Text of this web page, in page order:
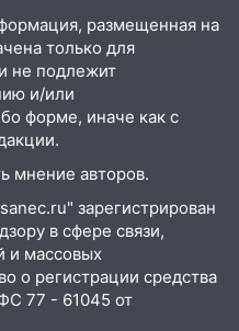
сбили над
и Саратовской
уверовала в
фирмы
налогов на 48
сбил
двое
размещенная на
только для
не подлежит
и/или
форме, иначе как с
мнение авторов.
зарегистрирован
в сфере связи,
и массовых
о регистрации средства
77 - 61045 от